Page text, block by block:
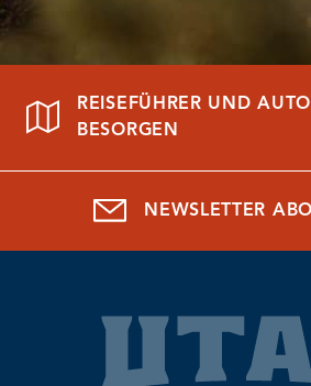
REISEFÜHRER UND
BESORGEN
NEWSLETTER